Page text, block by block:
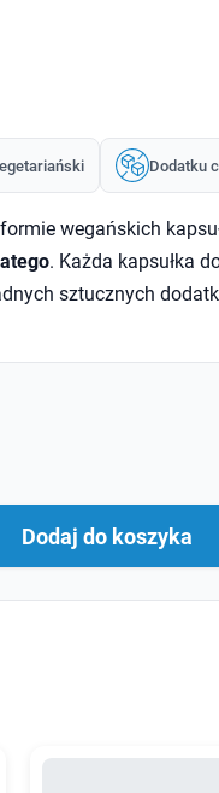
Dodatku
wegańskich
. Każda kapsułka
sztucznych
Dodaj do koszyka